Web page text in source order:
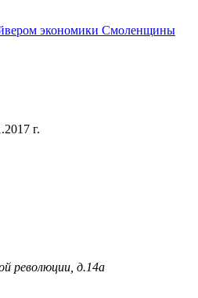
экономики Смоленщины
г.
революции, д.14а